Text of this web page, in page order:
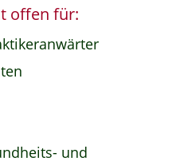
offen für:
und